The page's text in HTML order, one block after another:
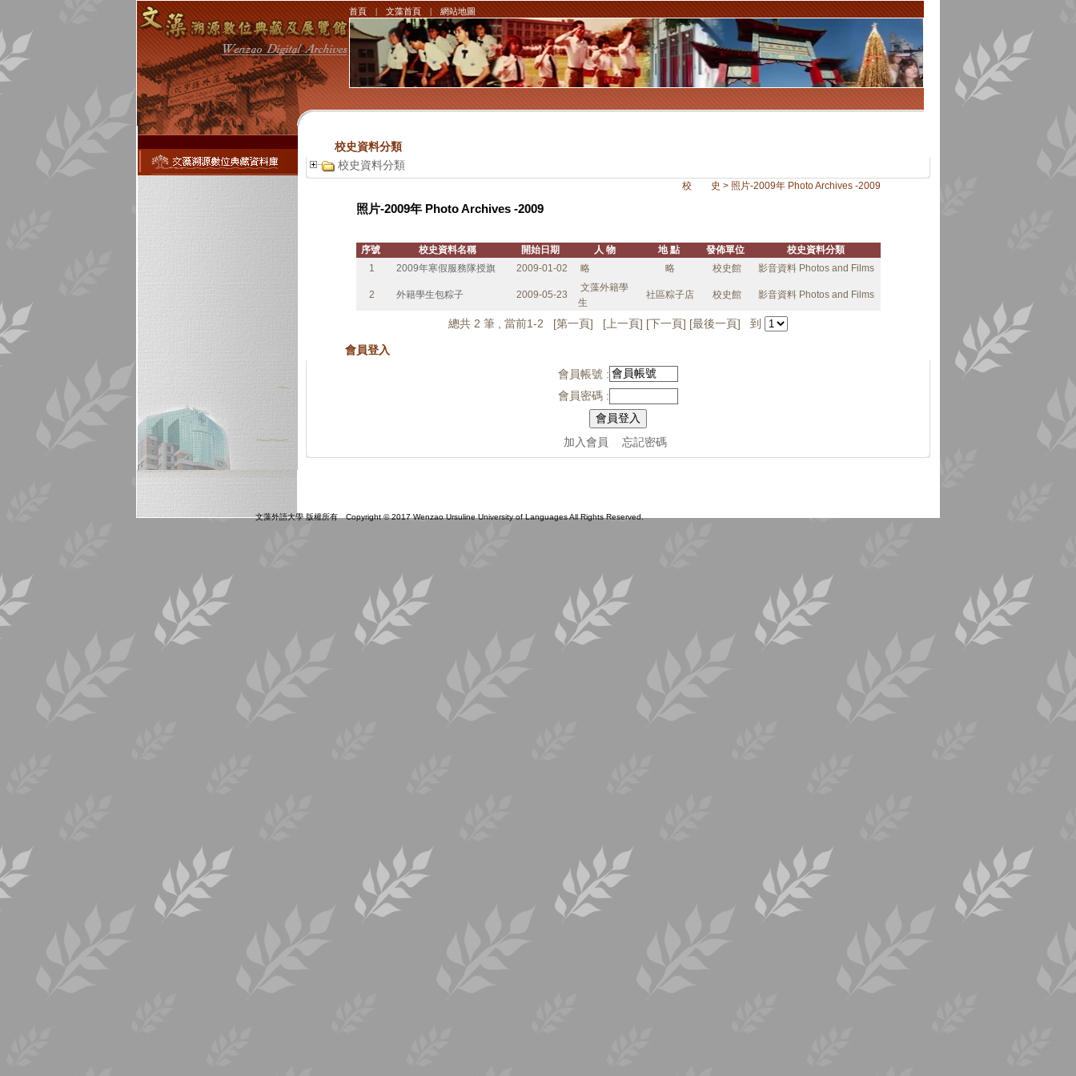
首頁|文藻首頁|網站地圖
校史資料分類
校史資料分類
校 史 > 照片-2009年 Photo Archives -2009
照片-2009年 Photo Archives -2009
序號 校史資料名稱 開始日期 人 物 地 點 發佈單位
校史資料分類
1
2009年寒假服務隊授旗 2009-01-02 略 略 校史館 影音資料 Photos and Films
2 外籍學生包粽子 2009-05-23
文藻外籍學
生
社區粽子店 校史館 影音資料 Photos and Films
總共 2 筆 , 當前1-2 [第一頁] [上一頁] [下一頁] [最後一頁] 到
會員登入
會員帳號 :
會員密碼 :
加入會員 忘記密碼
文藻外語大學 版權所有 Copyright © 2017 Wenzao Ursuline University of Languages All Rights Reserved.